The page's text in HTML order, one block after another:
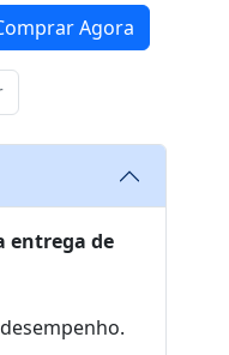
Agora
entrega de